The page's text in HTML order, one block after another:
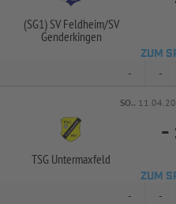
(SG1) SV Feldheim/SV
Genderkingen
ZUM
- -
SO..
TSG Untermaxfeld
-
ZUM
- -